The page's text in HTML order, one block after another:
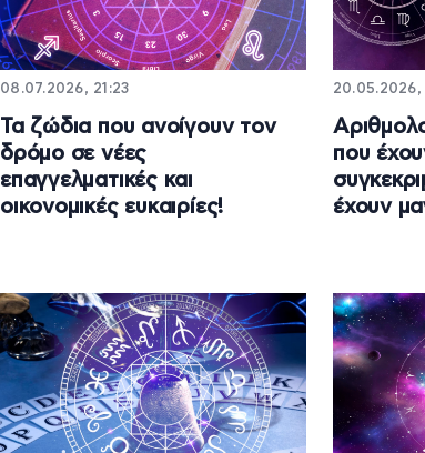
08.07.2026, 21:23
Τα ζώδια που ανοίγουν τον
δρόμο σε νέες
επαγγελματικές και
οικονομικές ευκαιρίες!
20.05.2026,
που
έχουν